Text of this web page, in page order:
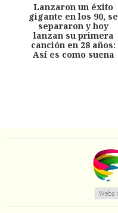
Lanzaron un éxito
gigante en los 90, se
separaron y hoy
lanzan su primera
canción en 28 años:
Así es como suena